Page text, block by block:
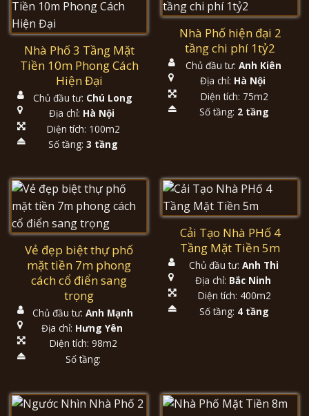
Nhà Phố 3 Tầng Mặt
Tiền 10m Phong Cách
Hiện Đại
Chủ đầu tư: Chú Long
Địa chỉ: Hà Nội
Diện tích: 100m2
Số tầng: 3 tầng
Nhà Phố hiện đại 2
tầng chi phí 1tỷ2
Chủ đầu tư: Anh Kiên
Địa chỉ: Hà Nội
Diện tích: 75m2
Số tầng: 2 tầng
Vẻ đẹp biệt thự phố
mặt tiền 7m phong
cách cổ điển sang
trọng
Chủ đầu tư: Anh Mạnh
Địa chỉ: Hưng Yên
Diện tích: 98m2
Số tầng:
Cải Tạo Nhà PHố 4
Tầng Mặt Tiền 5m
Chủ đầu tư: Anh Thi
Địa chỉ: Bắc Ninh
Diện tích: 400m2
Số tầng: 4 tầng